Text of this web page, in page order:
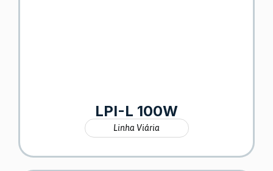
LPI-L 100W
Linha Viária